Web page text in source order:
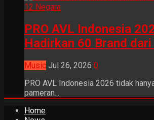
PRO AVL Indonesia
Hadirkan 60 Brand
Music Jul 26, 2026 0
PRO AVL Indonesia 2026 tidak
pameran...
Home